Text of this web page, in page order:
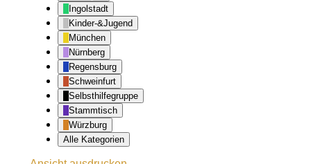
Ingolstadt
Kinder-&Jugend
München
Nürnberg
Regensburg
Schweinfurt
Selbsthilfegruppe
Stammtisch
Würzburg
Alle Kategorien